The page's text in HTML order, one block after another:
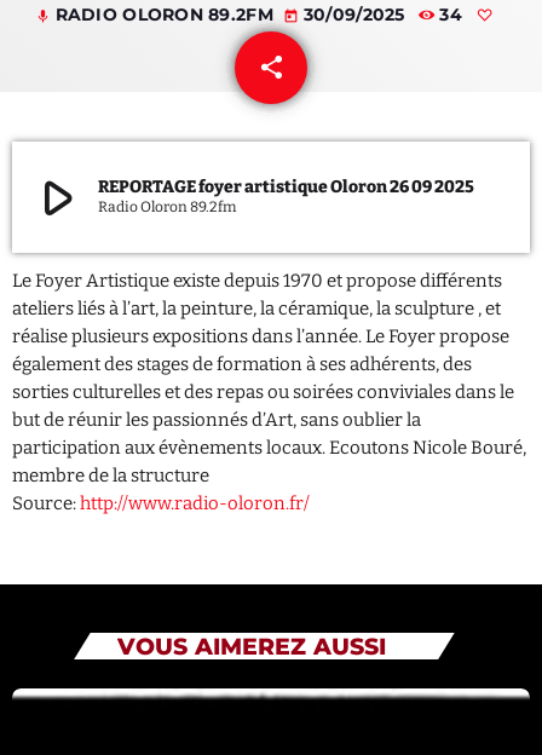
QUI SOMMES NOUS ?
Archives
juillet 2026
octobre 2025
septembre 2025
août 2025
mic RADIO OLORON 89.2FM today 30/09/2025 34
share
email
play_arrow REPORTAGE foyer artistique Oloron 26 09 2025
Radio Oloron 89.2fm
Le Foyer Artistique existe depuis 1970 et propose différents
ateliers liés à l’art, la peinture, la céramique, la sculpture , et
réalise plusieurs expositions dans l’année. Le Foyer propose
également des stages de formation à ses adhérents, des
sorties culturelles et des repas ou soirées conviviales dans le
but de réunir les passionnés d’Art, sans oublier la
participation aux évènements locaux. Ecoutons Nicole Bouré,
membre de la structure
Source:http://www.radio-oloron.fr/
VOUS AIMEREZ AUSSI